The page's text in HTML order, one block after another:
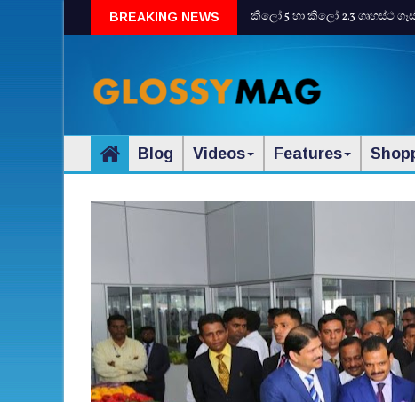
BREAKING NEWS කිලෝ 5 හා කිලෝ 2.3 ගෘහස්ථ
Blog Videos Features